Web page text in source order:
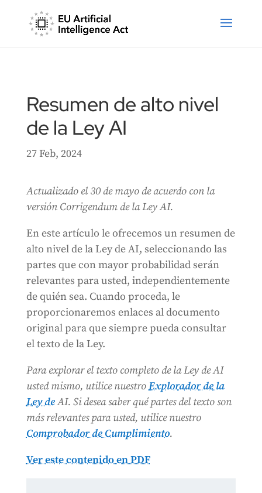
Resumen de alto nivel
de la Ley AI
27 Feb, 2024
Actualizado el 30 de mayo de acuerdo con la
versión Corrigendum de la Ley AI.
En este artículo le ofrecemos un resumen de
alto nivel de la Ley de AI, seleccionando las
partes que con mayor probabilidad serán
relevantes para usted, independientemente
de quién sea. Cuando proceda, le
proporcionaremos enlaces al documento
original para que siempre pueda consultar
el texto de la Ley.
Para explorar el texto completo de la Ley de AI
usted mismo, utilice nuestroExplorador de la
Ley deAI. Si desea saber qué partes del texto son
más relevantes para usted, utilice nuestro
Comprobador de Cumplimiento.
Ver este contenido en PDF